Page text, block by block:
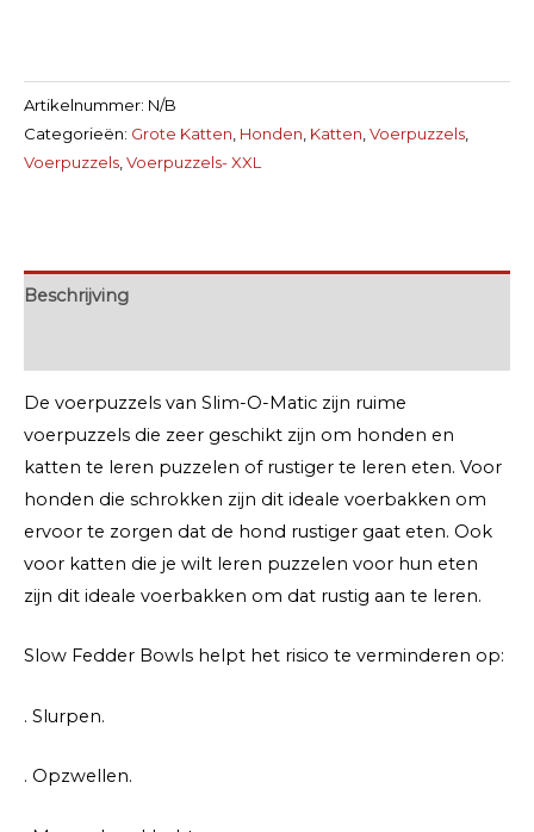
Artikelnummer: N/B
Categorieën: Grote Katten Honden Katten Voerpuzzels
Voerpuzzels Voerpuzzels- XXL
Beschrijving
De voerpuzzels van Slim-O-Matic zijn ruime
voerpuzzels die zeer geschikt zijn om honden en
katten te leren puzzelen of rustiger te leren eten. Voor
honden die schrokken zijn dit ideale voerbakken om
ervoor te zorgen dat de hond rustiger gaat eten. Ook
voor katten die je wilt leren puzzelen voor hun eten
zijn dit ideale voerbakken om dat rustig aan te leren.
Slow Fedder Bowls helpt het risico te verminderen op:
. Slurpen.
. Opzwellen.